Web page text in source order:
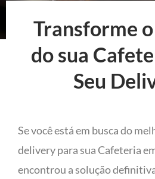
Transforme
do sua
Seu
Se você está em busca do
delivery para sua Cafeteria
encontrou a solução